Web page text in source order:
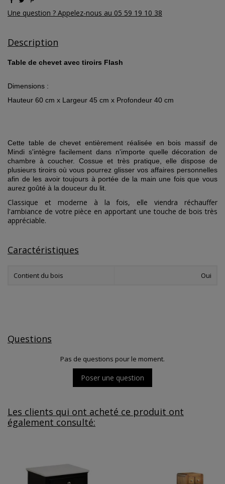
Une question ? Appelez-nous au 05 59 19 10 38
Description
Table de chevet avec tiroirs Flash
Dimensions :
Hauteur 60 cm x Largeur 45 cm x Profondeur 40 cm
Cette table de chevet entièrement réalisée en bois massif de
Mindi s'intègre facilement dans n'importe quelle décoration de
chambre à coucher. Cossue et très pratique, elle dispose de
plusieurs tiroirs où vous pourrez glisser vos affaires personnelles
afin de les avoir toujours à portée de la main une fois que vous
aurez goûté à la douceur du lit.
Classique et moderne à la fois, elle viendra réchauffer
l'ambiance de votre pièce en apportant une touche de bois très
appréciable.
Caractéristiques
Contient du bois Oui
Questions
Pas de questions pour le moment.
Poser une question
Les clients qui ont acheté ce produit ont
également consulté: